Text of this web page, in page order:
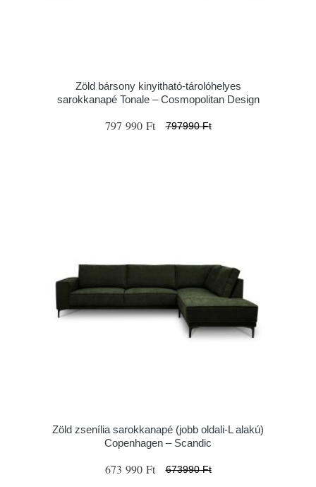
Zöld bársony kinyitható-tárolóhelyes
sarokkanapé Tonale – Cosmopolitan Design
797 990 Ft 797990 Ft
Zöld zsenília sarokkanapé (jobb oldali-L alakú)
Copenhagen – Scandic
673 990 Ft 673990 Ft